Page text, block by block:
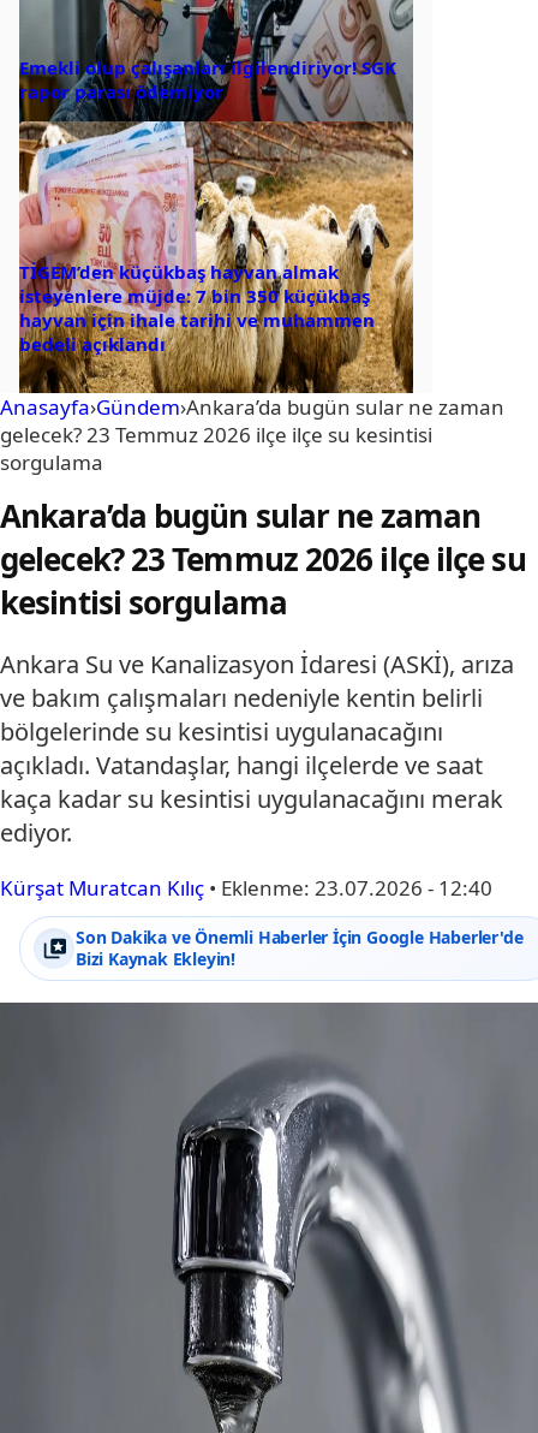
Emekli olup çalışanları ilgilendiriyor! SGK
rapor parası ödemiyor
TİGEM’den küçükbaş hayvan almak
isteyenlere müjde: 7 bin 350 küçükbaş
hayvan için ihale tarihi ve muhammen
bedeli açıklandı
Anasayfa›Gündem›Ankara’da bugün sular ne zaman
gelecek? 23 Temmuz 2026 ilçe ilçe su kesintisi
sorgulama
Ankara’da bugün sular ne zaman
gelecek? 23 Temmuz 2026 ilçe ilçe su
kesintisi sorgulama
Ankara Su ve Kanalizasyon İdaresi (ASKİ), arıza
ve bakım çalışmaları nedeniyle kentin belirli
bölgelerinde su kesintisi uygulanacağını
açıkladı. Vatandaşlar, hangi ilçelerde ve saat
kaça kadar su kesintisi uygulanacağını merak
ediyor.
Kürşat Muratcan Kılıç • Eklenme: 23.07.2026 - 12:40
Son Dakika ve Önemli Haberler İçin Google Haberler'de
Bizi Kaynak Ekleyin!